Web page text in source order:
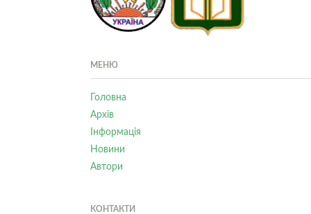
МЕНЮ
Головна
Архів
Інформація
Новини
Автори
КОНТАКТИ